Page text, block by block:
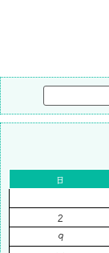
日
2
9